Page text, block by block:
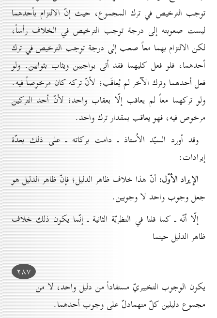
توجب الترخيص في ترك المجموع، حيث إنّ الالتزام بأحدهما
ليست صعوبته إلى درجة توجب الترخيص في الخلاف رأساً،
لكن الالتزام بهما معاً صعب إلى درجة توجب الترخيص في ترك
أحدهما، فلو فعل كليهما فقد أتى بواجبين ويثاب بثوابين. ولو
فعل أحدهما وترك الآخر لم يُعاقَب؛ لأنّ تركه كان مرخوصاً فيه.
ولو تركهما معاً لم يعاقب إلّا بعقاب واحد؛ لأنّ أحد التركين
مرخوص فيه، فهو يعاقب بمقدار ترك واحد.
وقد أورد السيّد الاُستاذ ـ دامت بركاته ـ على ذلك بعدّة
إيرادات:
الإيراد الأوّل: أنّ هذا خلاف ظاهر الدليل؛ فإنّ ظاهر الدليل هو
جعل وجوب واحد لا وجوبين.
إلّا أنّه ـ كما قلنا في النظريّة الثانية ـ إنّما يكون ذلك خلاف
ظاهر الدليل حينما
۲۸۷
يكون الوجوب التخييريّ مستفاداً من دليل واحد، لا من
مجموع دليلين كلّ منهمادلّ على وجوب أحدهما.